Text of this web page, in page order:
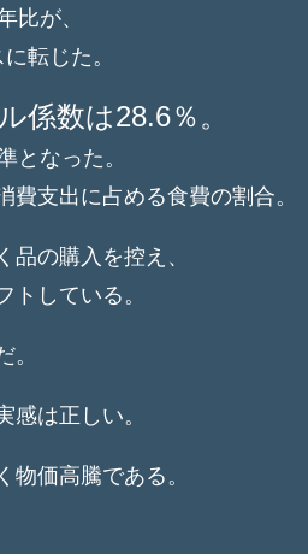
比が、
転じた。
係数は28.6％。
となった。
費支出に占める食費の割合。
品の購入を控え、
トしている。
。
感は正しい。
物価高騰である。